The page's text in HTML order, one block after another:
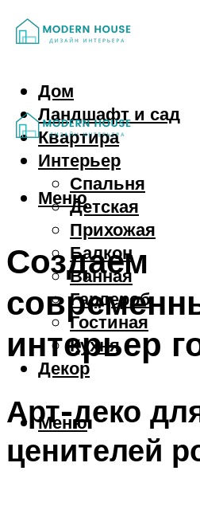
Дом
Ландшафт и сад
Квартира
Интерьер
Спальня
Детская
Прихожая
Балкон
Ванная
Гардероб
Гостиная
Кухня
Декор
Меню
Меню
Создаем
интерьер
Арт-деко
ценителей